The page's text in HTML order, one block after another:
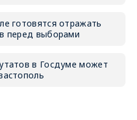
готовятся отражать
перед выборами
в Госдуме может